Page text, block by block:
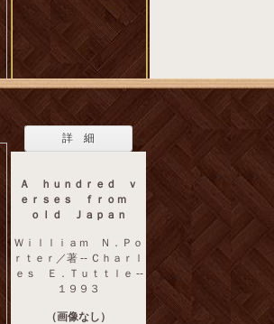
詳 細
Ａ ｈｕｎｄｒｅｄ ｖ
ｅｒｓｅｓ ｆｒｏｍ
ｏｌｄ Ｊａｐａｎ
Ｗｉｌｌｉａｍ Ｎ．Ｐｏ
ｒｔｅｒ／著 -- Ｃｈａｒｌ
ｅｓ Ｅ．Ｔｕｔｔｌｅ --
１９９３
（画像なし）